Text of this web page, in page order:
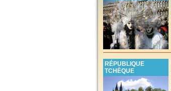
RÉPUBLIQUE
TCHÈQUE